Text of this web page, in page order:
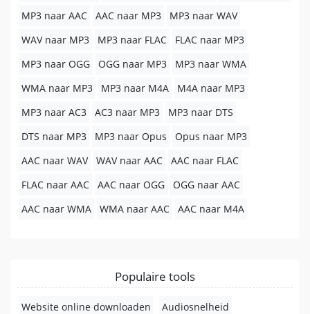
MP3 naar AAC
AAC naar MP3
MP3 naar WAV
WAV naar MP3
MP3 naar FLAC
FLAC naar MP3
MP3 naar OGG
OGG naar MP3
MP3 naar WMA
WMA naar MP3
MP3 naar M4A
M4A naar MP3
MP3 naar AC3
AC3 naar MP3
MP3 naar DTS
DTS naar MP3
MP3 naar Opus
Opus naar MP3
AAC naar WAV
WAV naar AAC
AAC naar FLAC
FLAC naar AAC
AAC naar OGG
OGG naar AAC
AAC naar WMA
WMA naar AAC AAC naar M4A
Populaire tools
Website online downloaden
Audiosnelheid